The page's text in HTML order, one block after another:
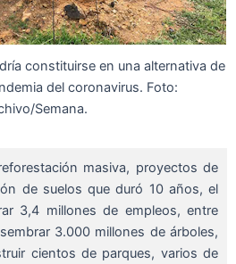
constituirse en una alternativa de
del coronavirus. Foto:
Semana.
masiva, proyectos de
de suelos que duró 10 años, el
3,4 millones de empleos, entre
3.000 millones de árboles,
cientos de parques, varios de